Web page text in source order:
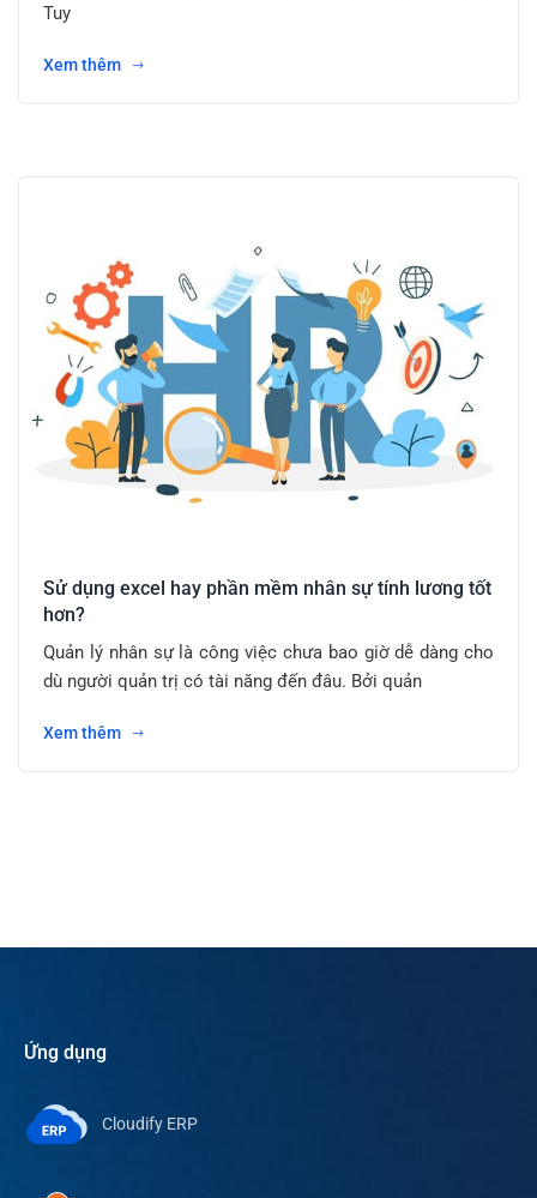
Tuy
Xem thêm
Sử dụng excel hay phần mềm nhân sự tính lương tốt
hơn?
Quản lý nhân sự là công việc chưa bao giờ dễ dàng cho
dù người quản trị có tài năng đến đâu. Bởi quản
Xem thêm
Ứng dụng
Cloudify ERP